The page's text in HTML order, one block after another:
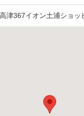
津367イオン土浦ショッ